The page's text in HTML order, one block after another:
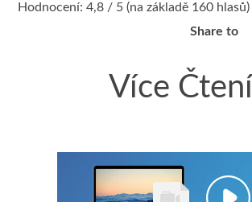
Hodnocení: 4,8 / 5 (na základě 160 hlasů)
Share to
Více Čtení